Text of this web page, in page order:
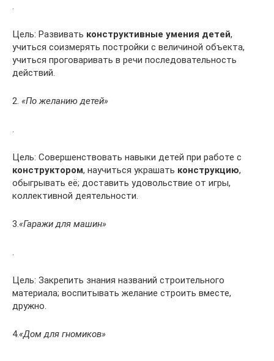
.
Цель: Развивать конструктивные умения детей,
учиться соизмерять постройки с величиной объекта,
учиться проговаривать в речи последовательность
действий.
2. «По желанию детей»
.
Цель: Совершенствовать навыки детей при работе с
конструктором, научиться украшать конструкцию,
обыгрывать её; доставить удовольствие от игры,
коллективной деятельности.
3.«Гаражи для машин»
.
Цель: Закрепить знания названий строительного
материала; воспитывать желание строить вместе,
дружно.
4.«Дом для гномиков»